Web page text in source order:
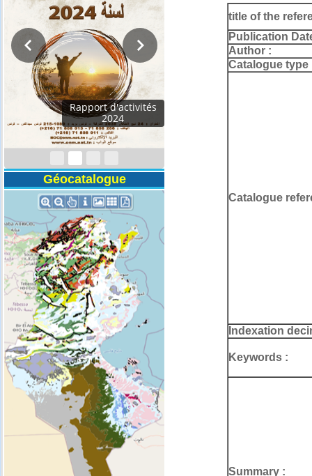
Programmes
Techniques 2026
Géocatalogue
title of the
Publication
Author :
Catalogue type
Catalogue
Indexation
Keywords :
Summary :